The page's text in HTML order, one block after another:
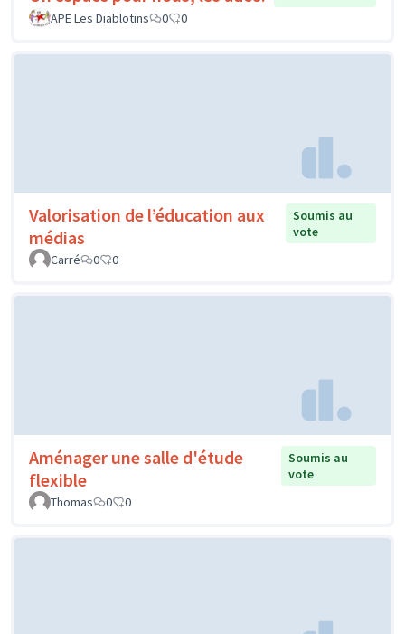
APE Les Diablotins
0 0
Valorisation de l’éducation aux
médias
Soumis au
vote
Carré
0 0
Aménager une salle d'étude
flexible
Soumis au
vote
Thomas
0 0